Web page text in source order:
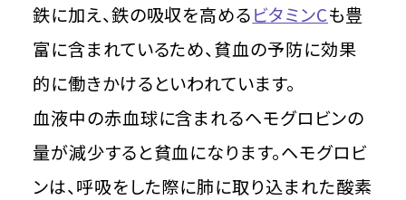
鉄に加え、鉄の吸収を高めるビタミンCも豊
富に含まれているため、貧血の予防に効果
的に働きかけるといわれています。
血液中の赤血球に含まれるヘモグロビンの
量が減少すると貧血になります。ヘモグロビ
ンは、呼吸をした際に肺に取り込まれた酸素